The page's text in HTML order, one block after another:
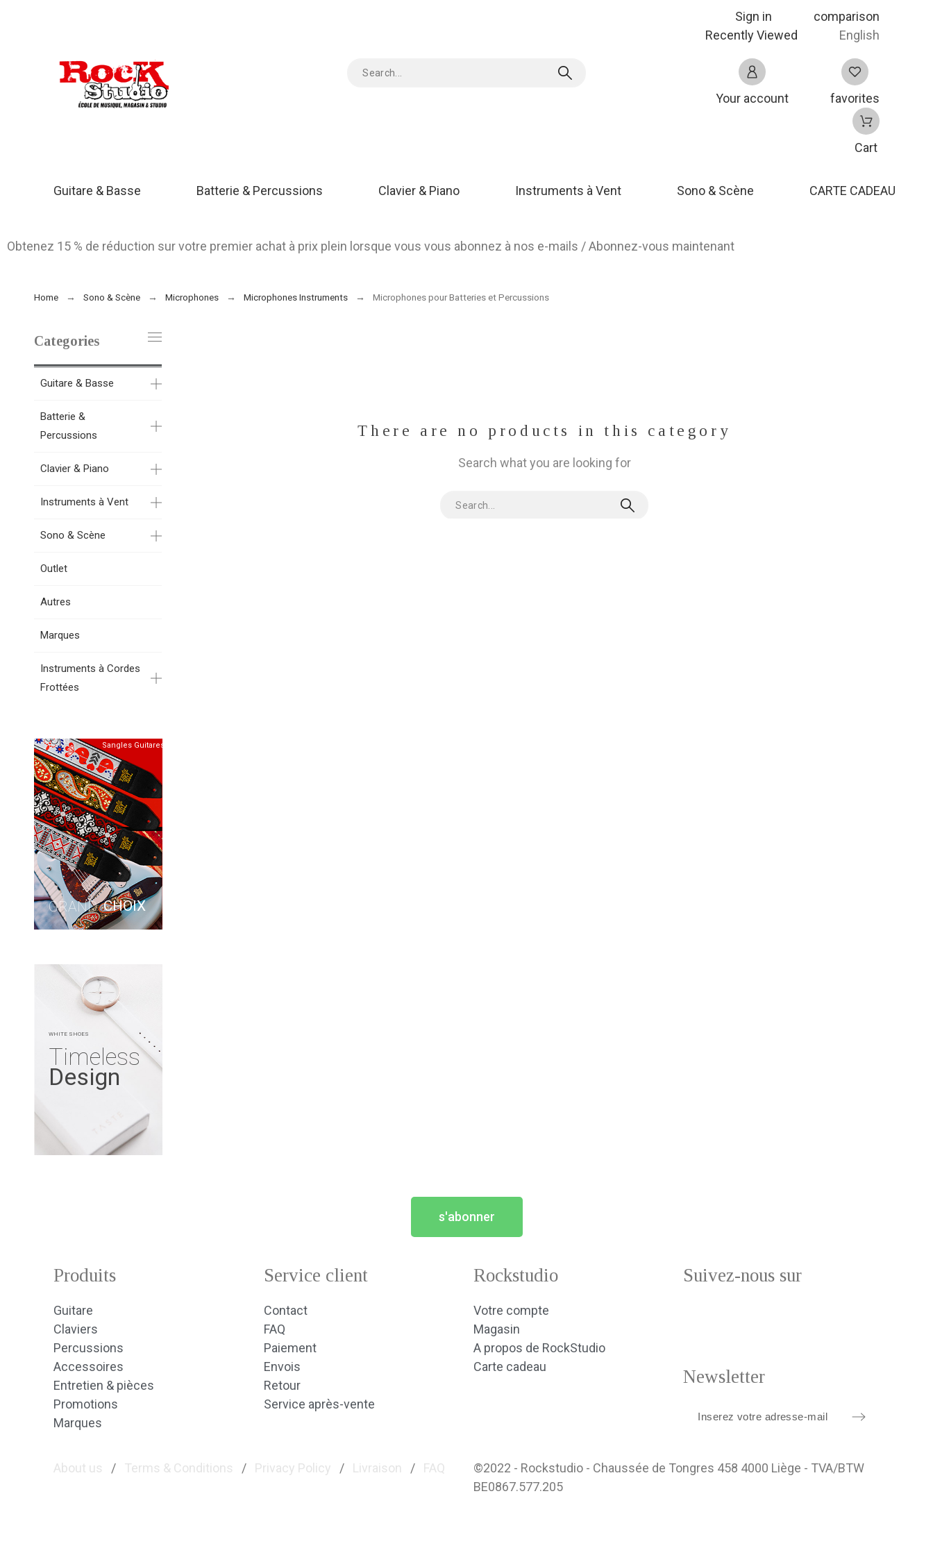
Sign in
Recently Viewed
comparison
English
Your account favorites
Cart
Guitare & Basse Batterie & Percussions Clavier & Piano Instruments à Vent Sono & Scène CARTE CADEAU
Obtenez 15 % de réduction sur votre premier achat à prix plein lorsque vous vous abonnez à nos e-mails / Abonnez-vous maintenant
Home Sono & Scène Microphones Microphones Instruments Microphones pour Batteries et Percussions
Categories
Guitare & Basse
Batterie &
Percussions
Clavier & Piano
Instruments à Vent
Sono & Scène
Outlet
Autres
Marques
Instruments à Cordes
Frottées
Sangles Guitares
GRAND CHOIX
WHITE SHOES
Timeless
Design
There are no products in this category
Search what you are looking for
s'abonner
Produits
Guitare
Claviers
Percussions
Accessoires
Entretien & pièces
Promotions
Marques
Service client
Contact
FAQ
Paiement
Envois
Retour
Service après-vente
Rockstudio
Votre compte
Magasin
A propos de RockStudio
Carte cadeau
Suivez-nous sur
Newsletter
About us / Terms & Conditions / Privacy Policy / Livraison / FAQ
©2022 - Rockstudio - Chaussée de Tongres 458 4000 Liège - TVA/BTW
BE0867.577.205